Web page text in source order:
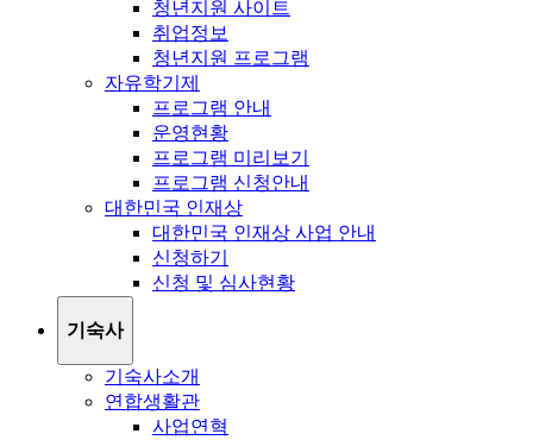
청년지원 사이트
취업정보
청년지원 프로그램
자유학기제
프로그램 안내
운영현황
프로그램 미리보기
프로그램 신청안내
대한민국 인재상
대한민국 인재상 사업 안내
신청하기
신청 및 심사현황
기숙사
기숙사소개
연합생활관
사업연혁